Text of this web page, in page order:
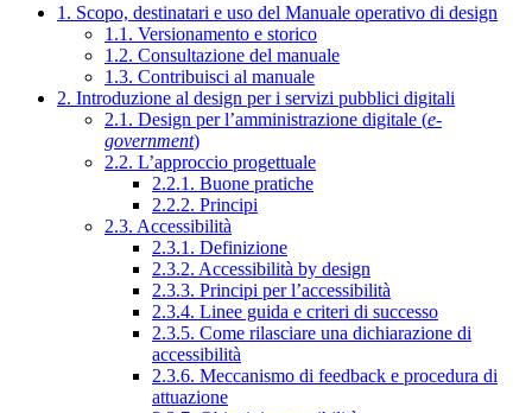
1. Scopo, destinatari e uso del Manuale operativo di design
1.1. Versionamento e storico
1.2. Consultazione del manuale
1.3. Contribuisci al manuale
2. Introduzione al design per i servizi pubblici digitali
2.1. Design per l’amministrazione digitale (e-
government)
2.2. L’approccio progettuale
2.2.1. Buone pratiche
2.2.2. Principi
2.3. Accessibilità
2.3.1. Definizione
2.3.2. Accessibilità by design
2.3.3. Principi per l’accessibilità
2.3.4. Linee guida e criteri di successo
2.3.5. Come rilasciare una dichiarazione di
accessibilità
2.3.6. Meccanismo di feedback e procedura di
attuazione